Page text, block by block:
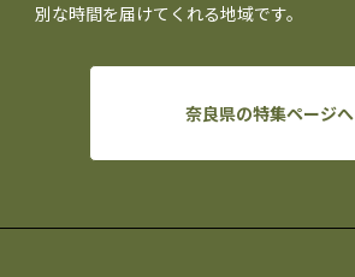
別な時間を届けてくれる地域です。
奈良県の特集ページへ